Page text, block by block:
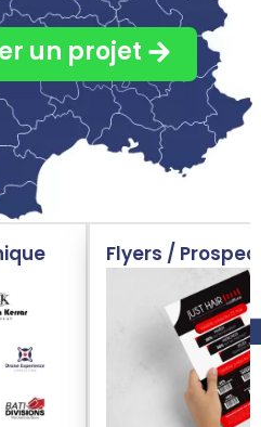
un projet
Flyers /